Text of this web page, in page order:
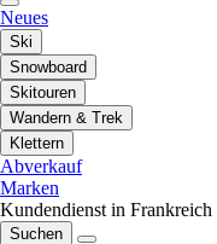
Neues
Ski
Snowboard
Skitouren
Wandern & Trek
Klettern
Abverkauf
Marken
Kundendienst in Frankreich
Suchen